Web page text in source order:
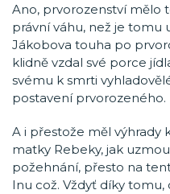
Ano, prvorozenství mělo
právní váhu, než je tomu
Jákobova touha po
klidně vzdal své porce
svému k smrti
postavení prvorozeného.
A i přestože měl výhrady
matky Rebeky, jak
požehnání, přesto na
Inu což. Vždyť díky tomu,